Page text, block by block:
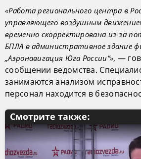
«Работа регионального центра в
управляющего воздушным
временно скорректирована из-за
БПЛА в административное здание
„Аэронавигация Юга России“», —
сообщении ведомства.
занимаются анализом
персонал находится в
Смотрите также: